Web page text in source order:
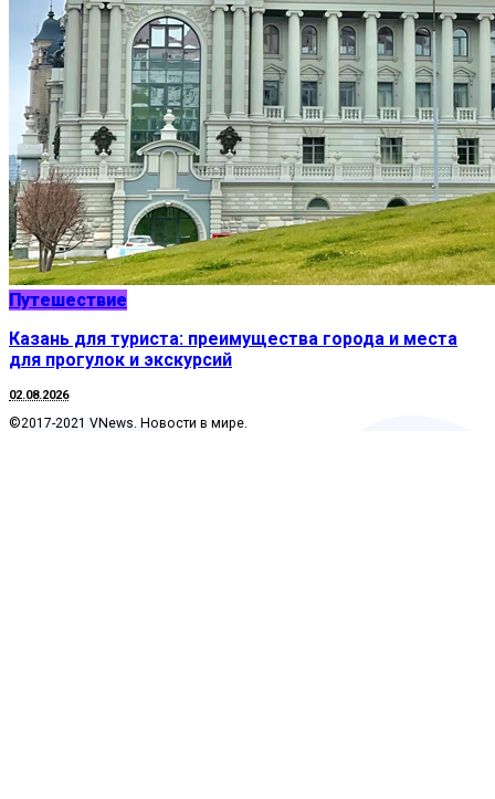
Путешествие
Казань для туриста: преимущества города и места
для прогулок и экскурсий
02.08.2026
©2017-2021 VNews. Новости в мире.